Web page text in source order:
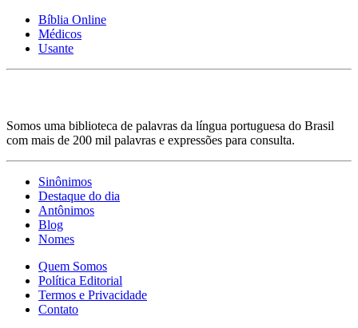
Bíblia Online
Médicos
Usante
Somos uma biblioteca de palavras da língua portuguesa do Brasil
com mais de 200 mil palavras e expressões para consulta.
Sinônimos
Destaque do dia
Antônimos
Blog
Nomes
Quem Somos
Política Editorial
Termos e Privacidade
Contato